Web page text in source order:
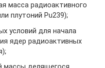
масса радиоактивного
плутоний Pu239);
условий для начала
ядер радиоактивных